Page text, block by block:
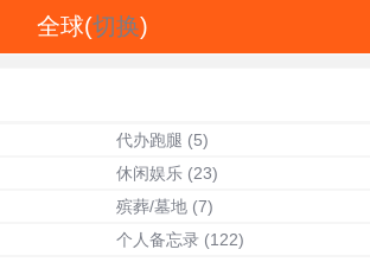
全球(切换)
代办跑腿 (5)
休闲娱乐 (23)
殡葬/墓地 (7)
个人备忘录 (122)